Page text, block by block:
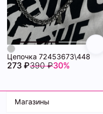
Цепочка 72453673\448
273 ₽390 ₽30%
Магазины